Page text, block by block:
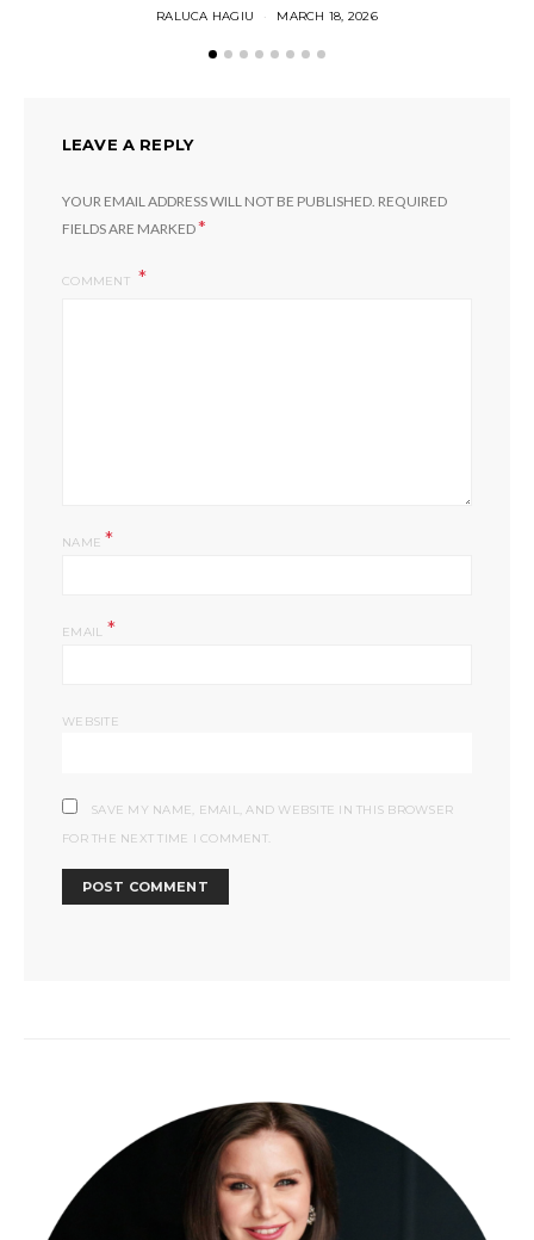
RALUCA HAGIU MARCH 18, 2026
LEAVE A REPLY
YOUR EMAIL ADDRESS WILL NOT BE PUBLISHED. REQUIRED
FIELDS ARE MARKED*
COMMENT
NAME*
EMAIL *
WEBSITE
SAVE MY NAME, EMAIL, AND WEBSITE IN THIS BROWSER
FOR THE NEXT TIME I COMMENT.